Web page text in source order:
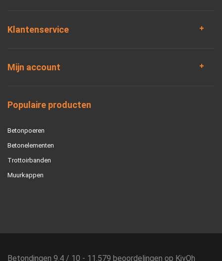
Klantenservice
Mijn account
Populaire producten
Betonpoeren
Betonelementen
Trottoirbanden
Muurkappen
Betondingen 9.4 / 10 - 11.579 beoordelingen op KiyOh